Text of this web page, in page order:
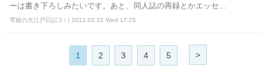
ーは書き下ろしみたいです。あと、同人誌の再録とかエッセ...
雫姫の大江戸日記２♪ | 2012.02.22 Wed 17:25
1 2 3 4 5 >